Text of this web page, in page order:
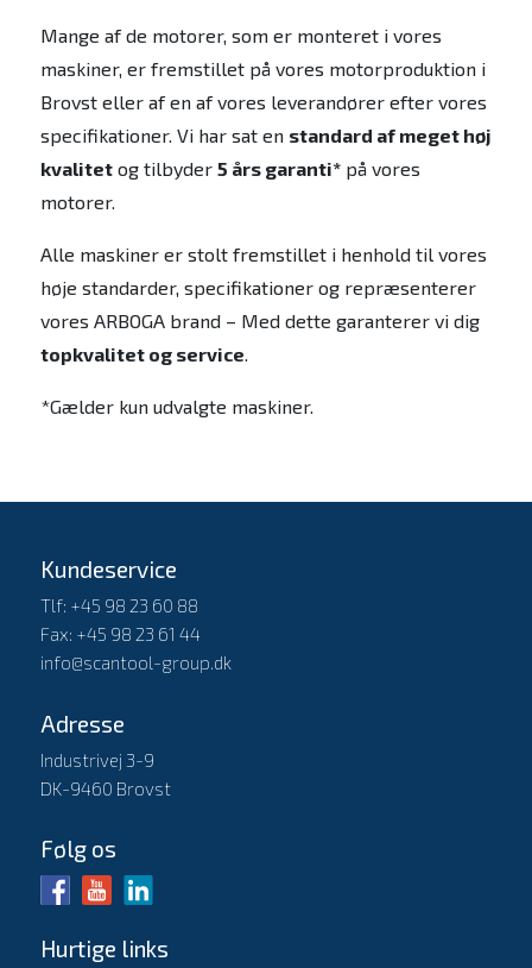
Mange af de motorer, som er monteret i vores
maskiner, er fremstillet på vores motorproduktion i
Brovst eller af en af vores leverandører efter vores
specifikationer. Vi har sat en standard af meget høj
kvalitetog tilbyder 5 års garanti*på vores
motorer.
Alle maskiner er stolt fremstillet i henhold til vores
høje standarder, specifikationer og repræsenterer
vores ARBOGA brand – Med dette garanterer vi dig
topkvalitet og service
*Gælder kun udvalgte maskiner.
Kundeservice
Tlf: +45 98 23 60 88
Fax: +45 98 23 61 44
info@scantool-group.dk
Adresse
Industrivej 3-9
DK-9460 Brovst
Følg os
Hurtige links